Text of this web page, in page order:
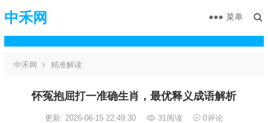
中禾网 菜单
中禾网 精准解读
怀冤抱屈打一准确生肖，最优释义成语解析
更新: 2026-06-15 22:49:30 31阅读 0评论